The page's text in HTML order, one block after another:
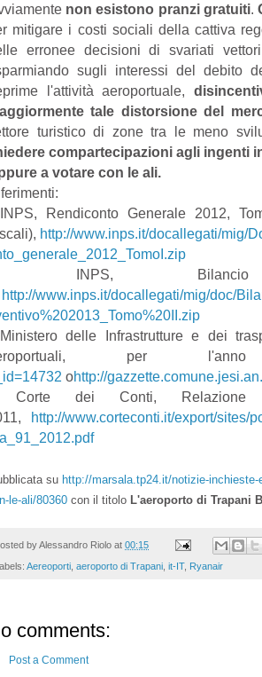
non esistono pranzi gratuiti.
mitigare i costi sociali della cattiva
erronee decisioni di svariati
sugli interessi del debito
l'attività aeroportuale,
tale distorsione del
turistico di zone tra le meno
compartecipazioni agli ingenti
a votare con le ali.
Rendiconto Generale 2012,
http://www.inps.it/docallegati/mig/
INPS, Bilancio
http://www.inps.it/docallegati/mig/doc/
delle Infrastrutture e dei
per
ohttp://
dei Conti, Relazione
http://www.corteconti.it/export/sites/
su http://marsala.tp24.it/notizie-inchieste-
le-ali/80360 con il titolo L'aeroporto di Trapani
byAlessandro Riolo at 00:15
Aereoporti aeroporto di Trapani it-IT, Ryanair
comments:
Post a Comment